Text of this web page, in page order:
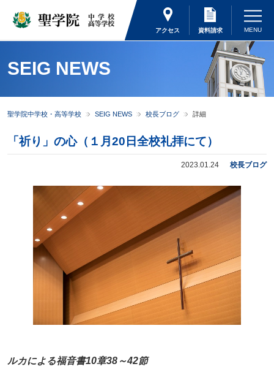
アクセス 資料請求
SEIG NEWS
聖学院中学校・高等学校 SEIG NEWS 校長ブログ 詳細
「祈り」の心（１月20日全校礼拝にて）
2023.01.24 校長ブログ
ルカによる福音書10章38～42節